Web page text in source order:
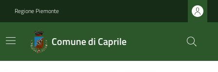
Regione Piemonte
Comune di Caprile